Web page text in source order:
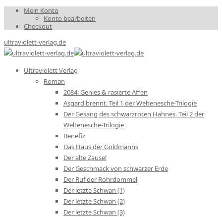
Mein Konto
Konto bearbeiten
Checkout
ultraviolett-verlag.de
Ultraviolett Verlag
Roman
2084: Genies & rasierte Affen
Asgard brennt. Teil 1 der Weltenesche-Trilogie
Der Gesang des schwarzroten Hahnes. Teil 2 der
Weltenesche-Trilogie
Benefiz
Das Haus der Goldmanns
Der alte Zausel
Der Geschmack von schwarzer Erde
Der Ruf der Rohrdommel
Der letzte Schwan (1)
Der letzte Schwan (2)
Der letzte Schwan (3)